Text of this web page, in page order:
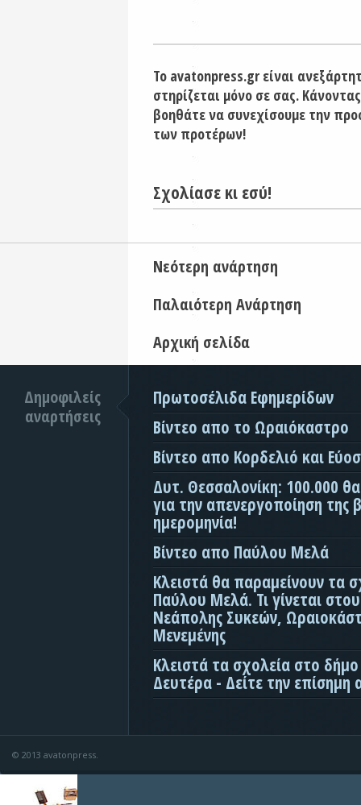
Το avatonpress.gr είναι
στηρίζεται μόνο σε σας.
βοηθάτε να συνεχίσουμε την
των προτέρων!
Σχολίασε κι εσύ!
Νεότερη ανάρτηση
Παλαιότερη Ανάρτηση
Αρχική σελίδα
Δημοφιλείς
αναρτήσεις
Πρωτοσέλιδα Εφημερίδων
Βίντεο απο το Ωραιόκαστρο
Βίντεο απο Κορδελιό και
Δυτ. Θεσσαλονίκη: 100.000
για την απενεργοποίηση της
ημερομηνία!
Βίντεο απο Παύλου Μελά
Κλειστά θα παραμείνουν τα
Παύλου Μελά. Τι γίνεται
Νεάπολης Συκεών,
Μενεμένης
Κλειστά τα σχολεία στο
Δευτέρα - Δείτε την επίσημη
© 2013 avatonpress.